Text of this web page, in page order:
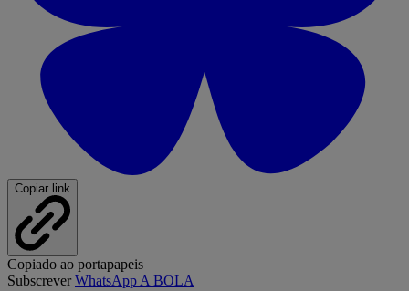
Copiar link
Copiado ao portapapeis
SubscreverWhatsApp A BOLA